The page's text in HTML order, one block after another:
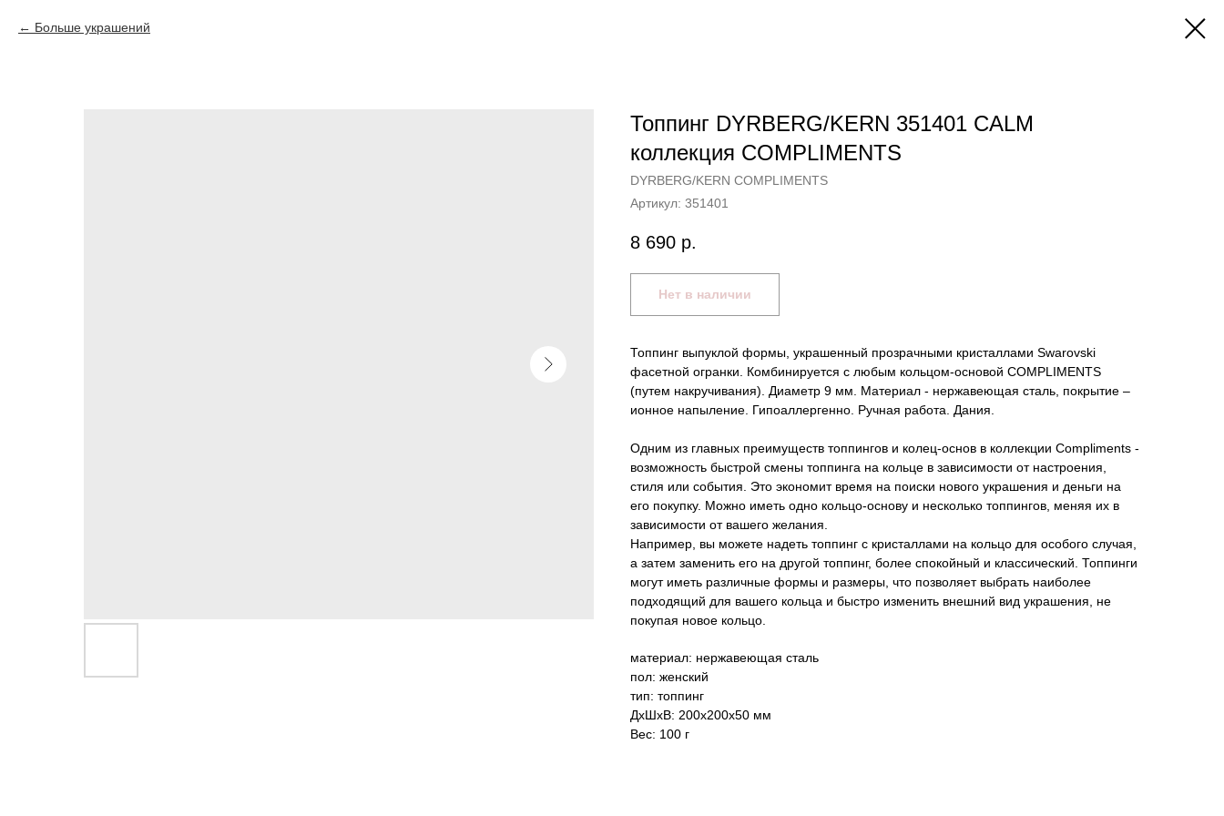
Больше украшений
Топпинг DYRBERG/KERN 351401 CALM
коллекция COMPLIMENTS
DYRBERG/KERN COMPLIMENTS
Артикул: 351401
8 690 р.
Нет в наличии
Топпинг выпуклой формы, украшенный прозрачными кристаллами Swarovski
фасетной огранки. Комбинируется с любым кольцом-основой COMPLIMENTS
(путем накручивания). Диаметр 9 мм. Материал - нержавеющая сталь, покрытие –
ионное напыление. Гипоаллергенно. Ручная работа. Дания.
Одним из главных преимуществ топпингов и колец-основ в коллекции Compliments -
возможность быстрой смены топпинга на кольце в зависимости от настроения,
стиля или события. Это экономит время на поиски нового украшения и деньги на
его покупку. Можно иметь одно кольцо-основу и несколько топпингов, меняя их в
зависимости от вашего желания.
Например, вы можете надеть топпинг с кристаллами на кольцо для особого случая,
а затем заменить его на другой топпинг, более спокойный и классический. Топпинги
могут иметь различные формы и размеры, что позволяет выбрать наиболее
подходящий для вашего кольца и быстро изменить внешний вид украшения, не
покупая новое кольцо.
материал: нержавеющая сталь
пол: женский
тип: топпинг
ДxШxВ: 200x200x50 мм
Вес: 100 г